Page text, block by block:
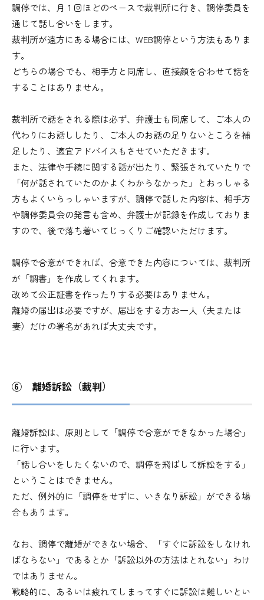
調停では、月１回ほどのペースで裁判所に行き、調停委員を
通じて話し合いをします。
裁判所が遠方にある場合には、WEB調停という方法もありま
す。
どちらの場合でも、相手方と同席し、直接顔を合わせて話を
することはありません。
裁判所で話をされる際は必ず、弁護士も同席して、ご本人の
代わりにお話ししたり、ご本人のお話の足りないところを補
足したり、適宜アドバイスもさせていただきます。
また、法律や手続に関する話が出たり、緊張されていたりで
「何が話されていたのかよくわからなかった」とおっしゃる
方もよくいらっしゃいますが、調停で話した内容は、相手方
や調停委員会の発言も含め、弁護士が記録を作成しておりま
すので、後で落ち着いてじっくりご確認いただけます。
調停で合意ができれば、合意できた内容については、裁判所
が「調書」を作成してくれます。
改めて公正証書を作ったりする必要はありません。
離婚の届出は必要ですが、届出をする方お一人（夫または
妻）だけの署名があれば大丈夫です。
⑥ 離婚訴訟（裁判）
離婚訴訟は、原則として「調停で合意ができなかった場合」
に行います。
「話し合いをしたくないので、調停を飛ばして訴訟をする」
ということはできません。
ただ、例外的に「調停をせずに、いきなり訴訟」ができる場
合もあります。
なお、調停で離婚ができない場合、「すぐに訴訟をしなけれ
ばならない」であるとか「訴訟以外の方法はとれない」わけ
ではありません。
戦略的に、あるいは疲れてしまってすぐに訴訟は難しいとい